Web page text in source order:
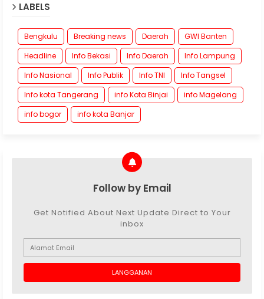
LABELS
Bengkulu Breaking news Daerah
GWI Banten
Headline
Info Bekasi Info Daerah
Info Lampung
Info Nasional
Info Publik Info TNI
Info Tangsel
Info kota Tangerang
info Kota Binjai
info Magelang
info bogor
info kota Banjar
Follow by Email
Get Notified About Next Update Direct to Your
inbox